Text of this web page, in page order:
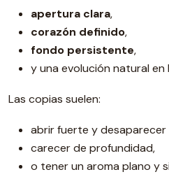
apertura clara,
corazón definido,
fondo persistente,
y una evolución natural en
Las copias suelen:
abrir fuerte y desaparecer
carecer de profundidad,
o tener un aroma plano y